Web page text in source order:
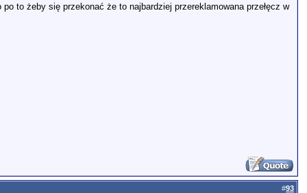
to żeby się przekonać że to najbardziej przereklamowana przełęcz w
#93